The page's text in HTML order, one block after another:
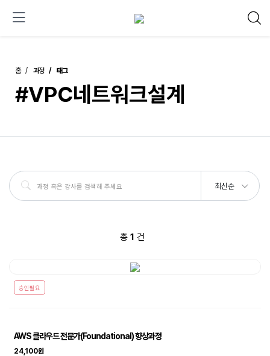
홈 과정 태그
#VPC네트워크설계
최신순
총 1 건
승인필요
AWS 클라우드 전문가(Foundational) 향상과정
24,100원